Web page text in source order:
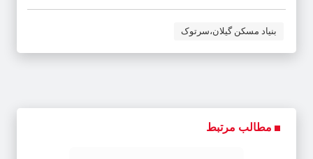
بنیاد مسکن گیلان،سرتوک
مطالب مرتبط